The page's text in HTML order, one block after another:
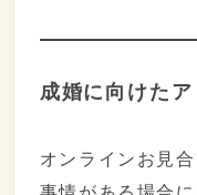
成婚に向けた
オンラインお見